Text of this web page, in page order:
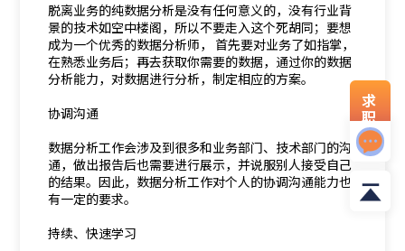
脱离业务的纯数据分析是没有任何意义的，没有行业背
景的技术如空中楼阁，所以不要走入这个死胡同；要想
成为一个优秀的数据分析师， 首先要对业务了如指掌，
在熟悉业务后；再去获取你需要的数据，通过你的数据
分析能力，对数据进行分析，制定相应的方案。
协调沟通
数据分析工作会涉及到很多和业务部门、技术部门的沟
通，做出报告后也需要进行展示，并说服别人接受自己
的结果。因此，数据分析工作对个人的协调沟通能力也
有一定的要求。
持续、快速学习
求
职
资
料